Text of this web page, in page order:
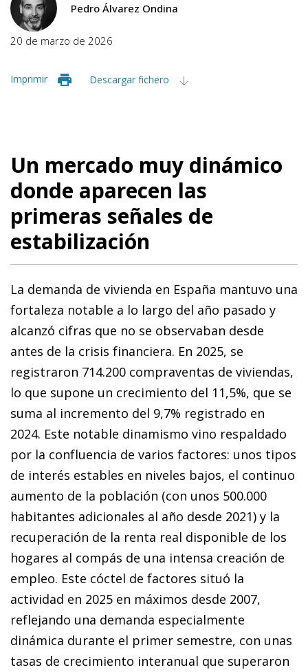
Pedro Álvarez Ondina
20 de marzo de 2026
Imprimir Descargar fichero
Un mercado muy dinámico
donde aparecen las
primeras señales de
estabilización
La demanda de vivienda en España mantuvo una
fortaleza notable a lo largo del año pasado y
alcanzó cifras que no se observaban desde
antes de la crisis financiera. En 2025, se
registraron 714.200 compraventas de viviendas,
lo que supone un crecimiento del 11,5%, que se
suma al incremento del 9,7% registrado en
2024. Este notable dinamismo vino respaldado
por la confluencia de varios factores: unos tipos
de interés estables en niveles bajos, el continuo
aumento de la población (con unos 500.000
habitantes adicionales al año desde 2021) y la
recuperación de la renta real disponible de los
hogares al compás de una intensa creación de
empleo. Este cóctel de factores situó la
actividad en 2025 en máximos desde 2007,
reflejando una demanda especialmente
dinámica durante el primer semestre, con unas
tasas de crecimiento interanual que superaron